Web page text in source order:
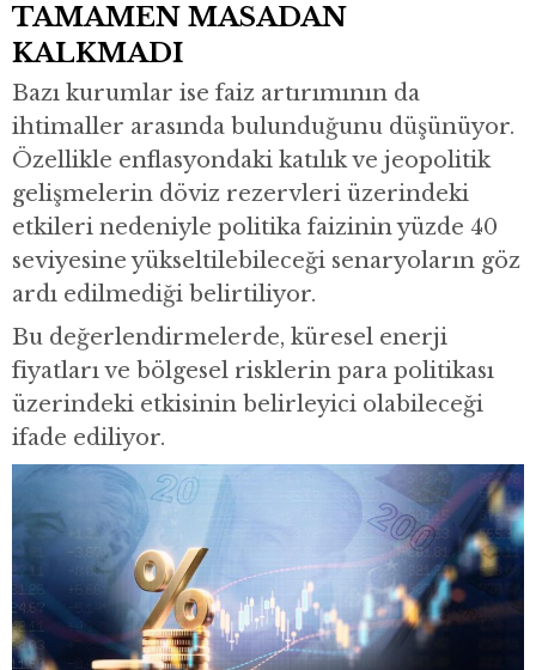
TAMAMEN MASADAN
KALKMADI
Bazı kurumlar ise faiz artırımının da
ihtimaller arasında bulunduğunu düşünüyor.
Özellikle enflasyondaki katılık ve jeopolitik
gelişmelerin döviz rezervleri üzerindeki
etkileri nedeniyle politika faizinin yüzde 40
seviyesine yükseltilebileceği senaryoların göz
ardı edilmediği belirtiliyor.
Bu değerlendirmelerde, küresel enerji
fiyatları ve bölgesel risklerin para politikası
üzerindeki etkisinin belirleyici olabileceği
ifade ediliyor.